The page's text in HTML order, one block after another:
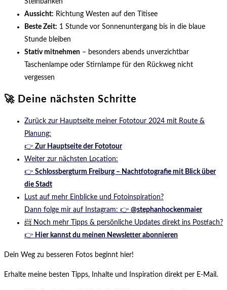
Aussicht: Richtung Westen auf den Titisee
Beste Zeit: 1 Stunde vor Sonnenuntergang bis in die blaue
Stunde bleiben
Stativ mitnehmen – besonders abends unverzichtbar
Taschenlampe oder Stirnlampe für den Rückweg nicht
vergessen
🚀 Deine nächsten Schritte
Zurück zur Hauptseite meiner Fototour 2024 mit Route &
Planung:
👉 Zur Hauptseite der Fototour
Weiter zur nächsten Location:
👉 Schlossbergturm Freiburg – Nachtfotografie mit Blick über
die Stadt
Lust auf mehr Einblicke und Fotoinspiration?
Dann folge mir auf Instagram: 👉 @stephanhockenmaier
📨 Noch mehr Tipps & persönliche Updates direkt ins Postfach?
👉 Hier kannst du meinen Newsletter abonnieren
Dein Weg zu besseren Fotos beginnt hier!
Erhalte meine besten Tipps, Inhalte und Inspiration direkt per E-Mail.